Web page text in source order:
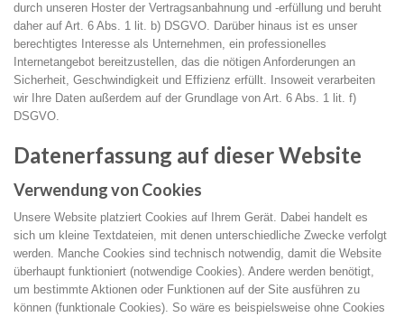
durch unseren Hoster der Vertragsanbahnung und -erfüllung und beruht
daher auf Art. 6 Abs. 1 lit. b) DSGVO. Darüber hinaus ist es unser
berechtigtes Interesse als Unternehmen, ein professionelles
Internetangebot bereitzustellen, das die nötigen Anforderungen an
Sicherheit, Geschwindigkeit und Effizienz erfüllt. Insoweit verarbeiten
wir Ihre Daten außerdem auf der Grundlage von Art. 6 Abs. 1 lit. f)
DSGVO.
Datenerfassung auf dieser Website
Verwendung von Cookies
Unsere Website platziert Cookies auf Ihrem Gerät. Dabei handelt es
sich um kleine Textdateien, mit denen unterschiedliche Zwecke verfolgt
werden. Manche Cookies sind technisch notwendig, damit die Website
überhaupt funktioniert (notwendige Cookies). Andere werden benötigt,
um bestimmte Aktionen oder Funktionen auf der Site ausführen zu
können (funktionale Cookies). So wäre es beispielsweise ohne Cookies